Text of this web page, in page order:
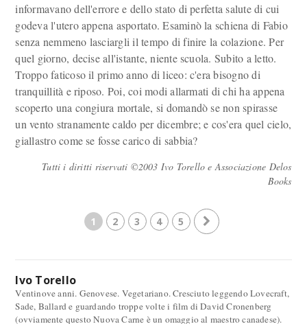
informavano dell'errore e dello stato di perfetta salute di cui
godeva l'utero appena asportato. Esaminò la schiena di Fabio
senza nemmeno lasciargli il tempo di finire la colazione. Per
quel giorno, decise all'istante, niente scuola. Subito a letto.
Troppo faticoso il primo anno di liceo: c'era bisogno di
tranquillità e riposo. Poi, coi modi allarmati di chi ha appena
scoperto una congiura mortale, si domandò se non spirasse
un vento stranamente caldo per dicembre; e cos'era quel cielo,
giallastro come se fosse carico di sabbia?
Tutti i diritti riservati ©2003 Ivo Torello e Associazione Delos
Books
1 2 3 4 5
Ivo Torello
Ventinove anni. Genovese. Vegetariano. Cresciuto leggendo Lovecraft,
Sade, Ballard e guardando troppe volte i film di David Cronenberg
(ovviamente questo Nuova Carne è un omaggio al maestro canadese).